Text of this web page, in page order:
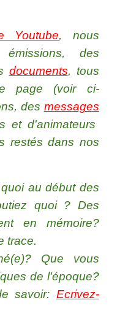
Youtube, nous
des
documents, tous
page (voir ci-
des messages
et d'animateurs
restés dans nos
au début des
quoi ? Des
en mémoire?
trace.
Que vous
de l'époque?
savoir: Ecrivez-